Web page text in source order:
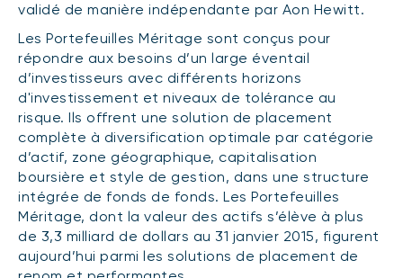
Fonds équilibré
Marché monétaire
Revenu fixe
Alternatif
validé de manière indépendante par Aon Hewitt.
Les Portefeuilles Méritage sont conçus pour
répondre aux besoins d’un large éventail
d’investisseurs avec différents horizons
d'investissement et niveaux de tolérance au
risque. Ils offrent une solution de placement
complète à diversification optimale par catégorie
d’actif, zone géographique, capitalisation
boursière et style de gestion, dans une structure
intégrée de fonds de fonds. Les Portefeuilles
Méritage, dont la valeur des actifs s’élève à plus
de 3,3 milliard de dollars au 31 janvier 2015, figurent
aujourd’hui parmi les solutions de placement de